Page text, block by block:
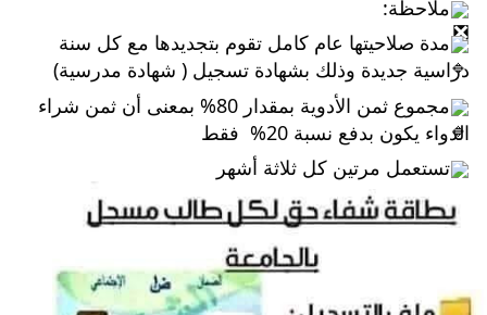
ملاحظة:
دراسية جديدة وذلك بشهادة تسجيل ( شهادة مدرسية)
الدواء يكون بدفع نسبة 20%  فقط
تستعمل مرتين كل ثلاثة أشهر